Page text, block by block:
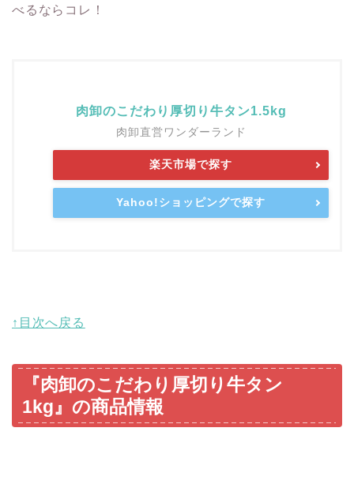
べるならコレ！
肉卸のこだわり厚切り牛タン1.5kg
肉卸直営ワンダーランド
楽天市場で探す
Yahoo!ショッピングで探す
↑目次へ戻る
『肉卸のこだわり厚切り牛タン
1kg』の商品情報